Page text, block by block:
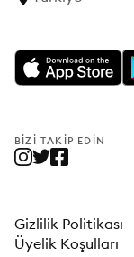
BIZI TAKIP EDIN
Gizlilik Politikası
Üyelik Koşulları